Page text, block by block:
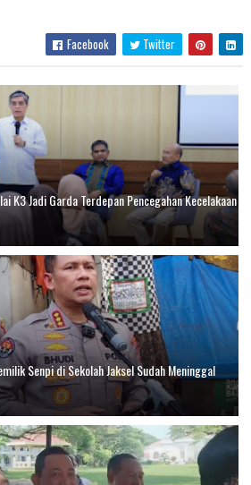
Facebook Twitter
K3 Jadi Garda Terdepan Pencegahan Kecelakaan
Senpi di Sekolah Jaksel Sudah Meninggal